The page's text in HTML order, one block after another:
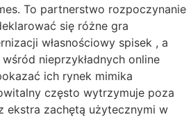
To partnerstwo rozpoczynanie
się różne gra
własnościowy spisek , a
nieprzykładnych online
ich rynek mimika
często wytrzymuje poza
ekstra zachętą użytecznymi w